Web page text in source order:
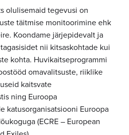
olulisemaid tegevusi on
täitmise monitoorimine ehk
Koondame järjepidevalt ja
nii kitsaskohtade kui
kohta. Huvikaitseprogrammi
omavalitsuste, riiklike
kaitsvate
ning Euroopa
katusorganisatsiooni Euroopa
(ECRE – European